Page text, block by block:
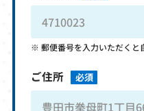
郵便番号を入力いただく
ご住所 必須